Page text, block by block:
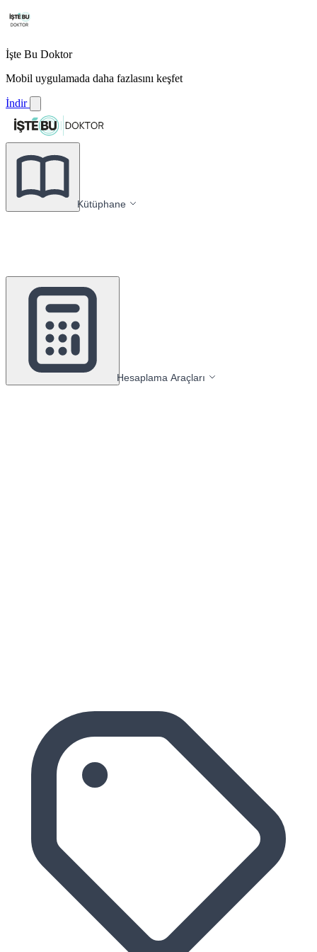
İşte Bu Doktor
Mobil uygulamada daha fazlasını keşfet
İndir
Kütüphane
Hesaplama Araçları